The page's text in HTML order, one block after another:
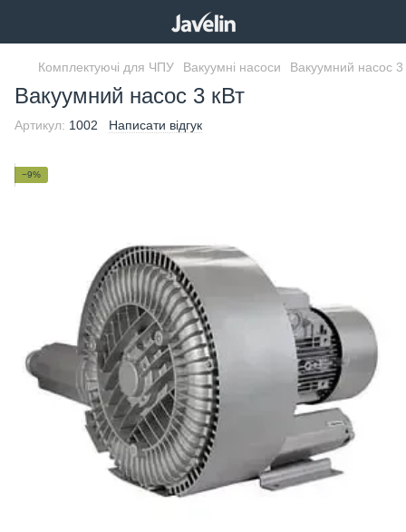
Комплектуючі для ЧПУ Вакуумні насоси Вакуумний насос 3
Вакуумний насос 3 кВт
Артикул: 1002 Написати відгук
−9%